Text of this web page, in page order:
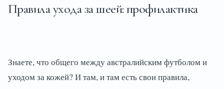
Правила ухода за шеей: профилактика
Знаете, что общего между австралийским футболом и
уходом за кожей? И там, и там есть свои правила,